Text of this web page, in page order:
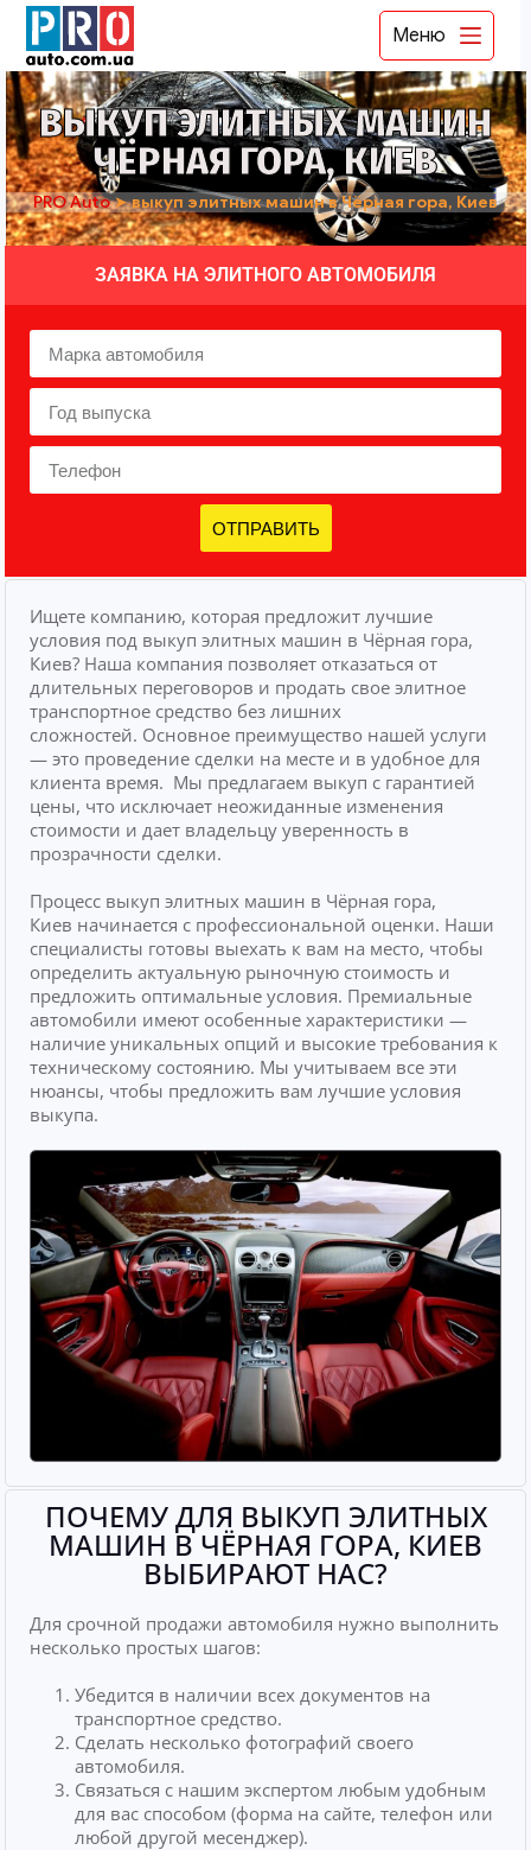
Меню
ВЫКУП ЭЛИТНЫХ МАШИН
ЧЁРНАЯ ГОРА, КИЕВ
PRO Auto➤выкуп элитных машин в Чёрная гора, Киев
ЗАЯВКА НА ЭЛИТНОГО АВТОМОБИЛЯ
ОТПРАВИТЬ
Ищете компанию, которая предложит лучшие
условия под выкуп элитных машин в Чёрная гора,
Киев? Наша компания позволяет отказаться от
длительных переговоров и продать свое элитное
транспортное средство без лишних
сложностей. Основное преимущество нашей услуги
— это проведение сделки на месте и в удобное для
клиента время. Мы предлагаем выкуп с гарантией
цены, что исключает неожиданные изменения
стоимости и дает владельцу уверенность в
прозрачности сделки.
Процесс выкуп элитных машин в Чёрная гора,
Киев начинается с профессиональной оценки. Наши
специалисты готовы выехать к вам на место, чтобы
определить актуальную рыночную стоимость и
предложить оптимальные условия. Премиальные
автомобили имеют особенные характеристики —
наличие уникальных опций и высокие требования к
техническому состоянию. Мы учитываем все эти
нюансы, чтобы предложить вам лучшие условия
выкупа.
ПОЧЕМУ ДЛЯ ВЫКУП ЭЛИТНЫХ
МАШИН В ЧЁРНАЯ ГОРА, КИЕВ
ВЫБИРАЮТ НАС?
Для срочной продажи автомобиля нужно выполнить
несколько простых шагов:
Убедится в наличии всех документов на
транспортное средство.
Сделать несколько фотографий своего
автомобиля.
Связаться с нашим экспертом любым удобным
для вас способом (форма на сайте, телефон или
любой другой месенджер).